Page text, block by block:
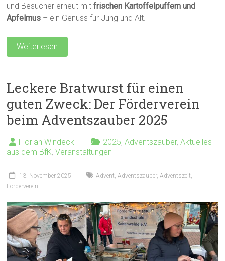
und Besucher erneut mitfrischen Kartoffelpuffern und
Apfelmus – ein Genuss für Jung und Alt.
Weiterlesen
Leckere Bratwurst für einen
guten Zweck: Der Förderverein
beim Adventszauber 2025
Florian Windeck 2025,Adventszauber,Aktuelles
aus dem BfK,Veranstaltungen
13. November 2025 Advent,Adventszauber,Adventszeit,
Förderverein